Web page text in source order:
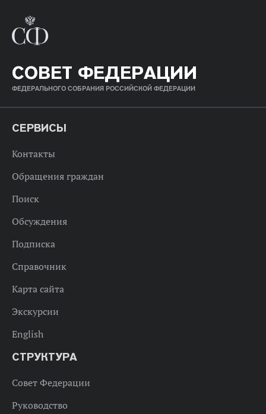
СОВЕТ ФЕДЕРАЦИИ
ФЕДЕРАЛЬНОГО СОБРАНИЯ РОССИЙСКОЙ ФЕДЕРАЦИИ
СЕРВИСЫ
Контакты
Обращения граждан
Поиск
Обсуждения
Подписка
Справочник
Карта сайта
Экскурсии
English
СТРУКТУРА
Совет Федерации
Руководство